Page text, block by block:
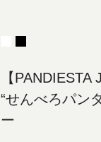
【PANDIESTA
“せんべろパン
ー